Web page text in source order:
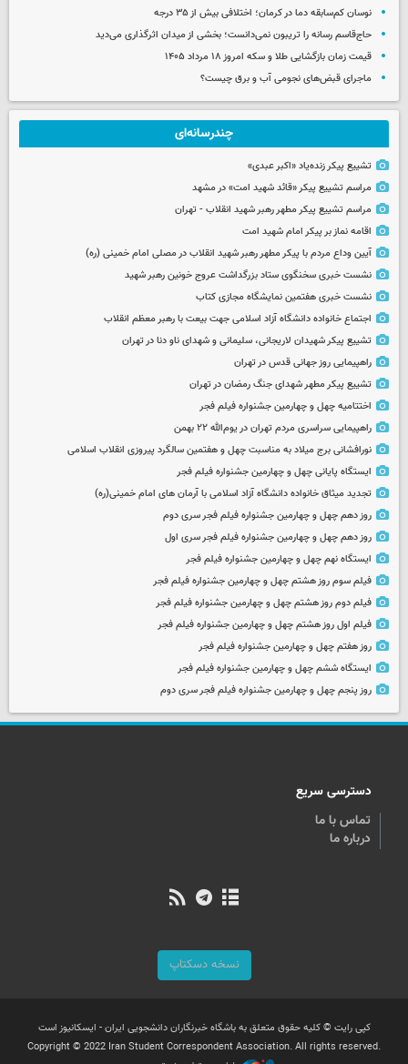
نوسان کم‌سابقه دما در کرمان؛ اختلافی بیش از ۳۵ درجه
حاج‌قاسم رسانه را تریبون نمی‌دانست؛ بخشی از میدان اثرگذاری می‌دید
قیمت زمان بازگشایی طلا و سکه امروز ۱۸ مرداد ۱۴۰۵
ماجرای قبض‌های نجومی آب و برق چیست؟
چندرسانه‌ای
تشییع پیکر زنده‌یاد «اکبر عبدی»
مراسم تشییع پیکر «قائد شهید امت» در مشهد
مراسم تشییع پیکر مطهر رهبر شهید انقلاب - تهران
اقامه نماز بر پیکر امام شهید امت
آیین وداع مردم با پیکر مطهر رهبر شهید انقلاب در مصلی امام خمینی (ره)
نشست خبری سخنگوی ستاد بزرگداشت عروج خونین رهبر شهید
نشست خبری هفتمین نمایشگاه مجازی کتاب
اجتماع خانواده دانشگاه آزاد اسلامی جهت بیعت با رهبر معظم انقلاب
تشییع پیکر شهیدان لاریجانی، سلیمانی و شهدای ناو دنا در تهران
راهپیمایی روز جهانی قدس در تهران
تشییع پیکر مطهر شهدای جنگ رمضان در تهران
اختتامیه چهل و چهارمین جشنواره فیلم فجر
راهپیمایی سراسری مردم تهران در یوم‌الله ۲۲ بهمن
نورافشانی برج میلاد به مناسبت چهل‌ و هفتمین سالگرد پیروزی انقلاب اسلامی
ایستگاه پایانی چهل و چهارمین جشنواره فیلم فجر
تجدید میثاق خانواده دانشگاه آزاد اسلامی با آرمان های امام خمینی(ره)
روز دهم چهل و چهارمین جشنواره فیلم فجر سری دوم
روز دهم چهل و چهارمین جشنواره فیلم فجر سری اول
ایستگاه نهم چهل و چهارمین جشنواره فیلم فجر
فیلم سوم روز هشتم چهل و چهارمین جشنواره فیلم فجر
فیلم دوم روز هشتم چهل و چهارمین جشنواره فیلم فجر
فیلم اول روز هشتم چهل و چهارمین جشنواره فیلم فجر
روز هفتم چهل و چهارمین جشنواره فیلم فجر
ایستگاه ششم چهل و چهارمین جشنواره فیلم فجر
روز پنجم چهل و چهارمین جشنواره فیلم فجر سری دوم
دسترسی سریع
تماس با ما
درباره ما
نسخه دسکتاپ
کپی رایت © کلیه حقوق متعلق به باشگاه خبرنگاران دانشجویی ایران - ایسکانیوز است
Copyright © 2022 Iran Student Correspondent Association. All rights reserved.